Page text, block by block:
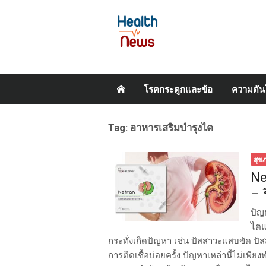
โรคกระดูกและข้อ ความดั
Tag: อาหารเสริมบำรุงไต
สุข
–
ปัญ
ไต
กระทั่งเกิดปัญหา เช่น ปัสสาวะแสบขัด
การติดเชื้อบ่อยครั้ง ปัญหาเหล่านี้ไม่เพีย